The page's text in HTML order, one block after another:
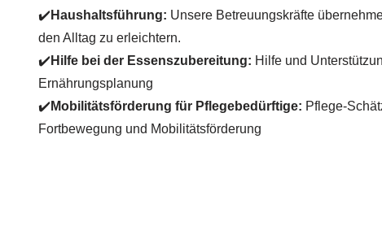
✔️ Haushaltsführung: Unsere Betreuungskräfte
den Alltag zu erleichtern.
✔️ Hilfe bei der Essenszubereitung: Hilfe und
Ernährungsplanung
✔️ Mobilitätsförderung für Pflegebedürftige: Pflege-
Fortbewegung und Mobilitätsförderung